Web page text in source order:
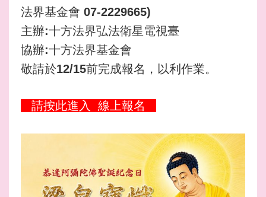
法界基金會 07-2229665)
主辦:十方法界弘法衛星電視臺
協辦:十方法界基金會
敬請於12/15前完成報名，以利作業。
請按此進入 線上報名